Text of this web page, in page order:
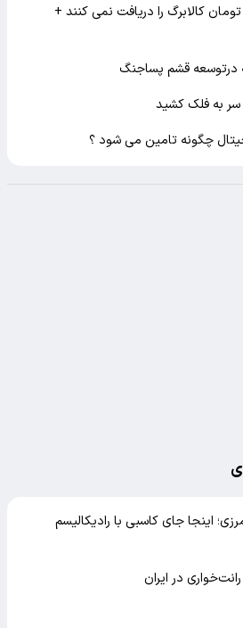
کالابرگ را دریافت نمی‌ کنند +
قشم پساجنگ
سر به فلک کشید
چگونه تامین می شود ؟
اینجا جای کاسبی با رادیکالیسم
در ایران